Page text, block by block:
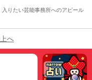
りたい芸能事務所へのアピール
へ